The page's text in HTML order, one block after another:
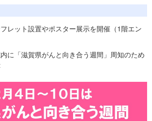
レット設置やポスター展示を開催（1階エン
に「滋賀県がんと向き合う週間」周知のため